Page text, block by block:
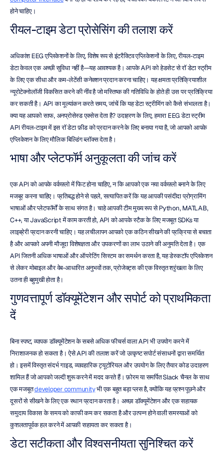
होने चाहिए।
रीयल-टाइम डेटा प्रोसेसिंग की तलाश करें
अधिकांश EEG एप्लिकेशनों के लिए, विशेष रूप से इंटरैक्टिव एप्लिकेशनों के लिए, रीयल-टाइम
डेटा केवल एक अच्छी सुविधा नहीं है—यह आवश्यक है। आपके API को हेडसेट से रॉ डेटा स्ट्रीम
के लिए एक सीधा और कम-लेटेंसी कनेक्शन प्रदान करना चाहिए। यह क्षमता प्रतिक्रियाशील
न्यूरोटेक्नोलॉजी विकसित करने की नींव है जो मस्तिष्क की गतिविधि के होते ही उस पर प्रतिक्रिया
कर सकती है। API का मूल्यांकन करते समय, जांचें कि यह डेटा स्ट्रीमिंग को कैसे संभालता है।
क्या यह आपको साफ, अनप्रोसेस्ड एक्सेस देता है? उदाहरण के लिए, हमारा EEG डेटा स्ट्रीम
API रीयल-टाइम में इस रॉ डेटा फ़ीड को प्रदान करने के लिए बनाया गया है, जो आपको आपके
एप्लिकेशन के लिए मौलिक बिल्डिंग ब्लॉक्स देता है।
भाषा और प्लेटफॉर्म अनुकूलता की जांच करें
एक API को आपके वर्कफ़्लो में फिट होना चाहिए, न कि आपको एक नया वर्कफ़्लो बनाने के लिए
मजबूर करना चाहिए। प्रतिबद्ध होने से पहले, सत्यापित करें कि यह आपकी पसंदीदा प्रोग्रामिंग
भाषाओं और प्लेटफॉर्मों के साथ संगत है। चाहे आपकी टीम मुख्य रूप से Python, MATLAB,
C++, या JavaScript में काम करती हो, API को आपके स्टैक के लिए मजबूत SDKs या
लाइब्रेरी प्रदान करनी चाहिए। यह लचीलापन आपको एक कठिन सीखने की प्रक्रिया से बचाता
है और आपको अपनी मौजूदा विशेषज्ञता और उपकरणों का लाभ उठाने की अनुमति देता है। एक
API जितनी अधिक भाषाओं और ऑपरेटिंग सिस्टम का समर्थन करता है, यह डेस्कटॉप एप्लिकेशन
से लेकर मोबाइल और वेब-आधारित अनुभवों तक, प्रोजेक्ट्स की एक विस्तृत श्रृंखला के लिए
उतना ही बहुमुखी होता है।
गुणवत्तापूर्ण डॉक्यूमेंटेशन और सपोर्ट को प्राथमिकता
दें
बिना स्पष्ट, व्यापक डॉक्यूमेंटेशन के सबसे अधिक फीचर्स वाला API भी उपयोग करने में
निराशाजनक हो सकता है। ऐसे API की तलाश करें जो उत्कृष्ट सपोर्ट संसाधनों द्वारा समर्थित
हो। इसमें विस्तृत संदर्भ गाइड, व्यावहारिक ट्यूटोरियल और उपयोग के लिए तैयार कोड उदाहरण
शामिल हैं जो आपको जल्दी शुरू करने में मदद करते हैं। फ़ोरम या समर्पित Slack चैनल के साथ
एक मजबूत developer community भी एक बहुत बड़ा प्लस है, क्योंकि यह प्रश्न पूछने और
दूसरों से सीखने के लिए एक स्थान प्रदान करता है। अच्छा डॉक्यूमेंटेशन और एक सहायक
समुदाय विकास के समय को काफी कम कर सकता है और उत्पन्न होने वाली समस्याओं को
कुशलतापूर्वक हल करने में आपकी सहायता कर सकता है।
डेटा सटीकता और विश्वसनीयता सुनिश्चित करें